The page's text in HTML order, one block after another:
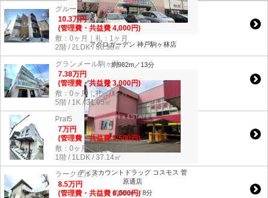
アグロガーデン 神戸駒ヶ林店
約982m／13分
ディスカウントドラッグ コスモス 菅
原通店
約586m／8分
グルーブメゾンⅧ
10.3万円
(管理費・共益費 4,000円)
敷：0ヶ月｜礼：1ヶ月
2階 / 2LDK / 56.38㎡
グランメール駒ヶ林
7.38万円
(管理費・共益費 3,000円)
敷：0ヶ月｜礼：0ヶ月
5階 / 1K / 31.05㎡
Praf5
7万円
(管理費・共益費 5,500円)
敷：0ヶ月｜礼：2ヶ月
1階 / 1LDK / 37.14㎡
ラークヒルズ
8.5万円
(管理費・共益費 6,000円)